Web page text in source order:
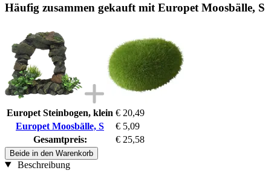
Häufig zusammen gekauft mit Europet Moosbälle, S
Europet Steinbogen, klein € 20,49
Europet Moosbälle, S
€ 5,09
Gesamtpreis:
€ 25,58
Beide in den Warenkorb
Beschreibung